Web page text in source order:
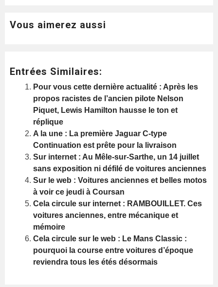
Vous aimerez aussi
Entrées Similaires:
Pour vous cette dernière actualité : Après les
propos racistes de l’ancien pilote Nelson
Piquet, Lewis Hamilton hausse le ton et
réplique
A la une : La première Jaguar C-type
Continuation est prête pour la livraison
Sur internet : Au Mêle-sur-Sarthe, un 14 juillet
sans exposition ni défilé de voitures anciennes
Sur le web : Voitures anciennes et belles motos
à voir ce jeudi à Coursan
Cela circule sur internet : RAMBOUILLET. Ces
voitures anciennes, entre mécanique et
mémoire
Cela circule sur le web : Le Mans Classic :
pourquoi la course entre voitures d’époque
reviendra tous les étés désormais